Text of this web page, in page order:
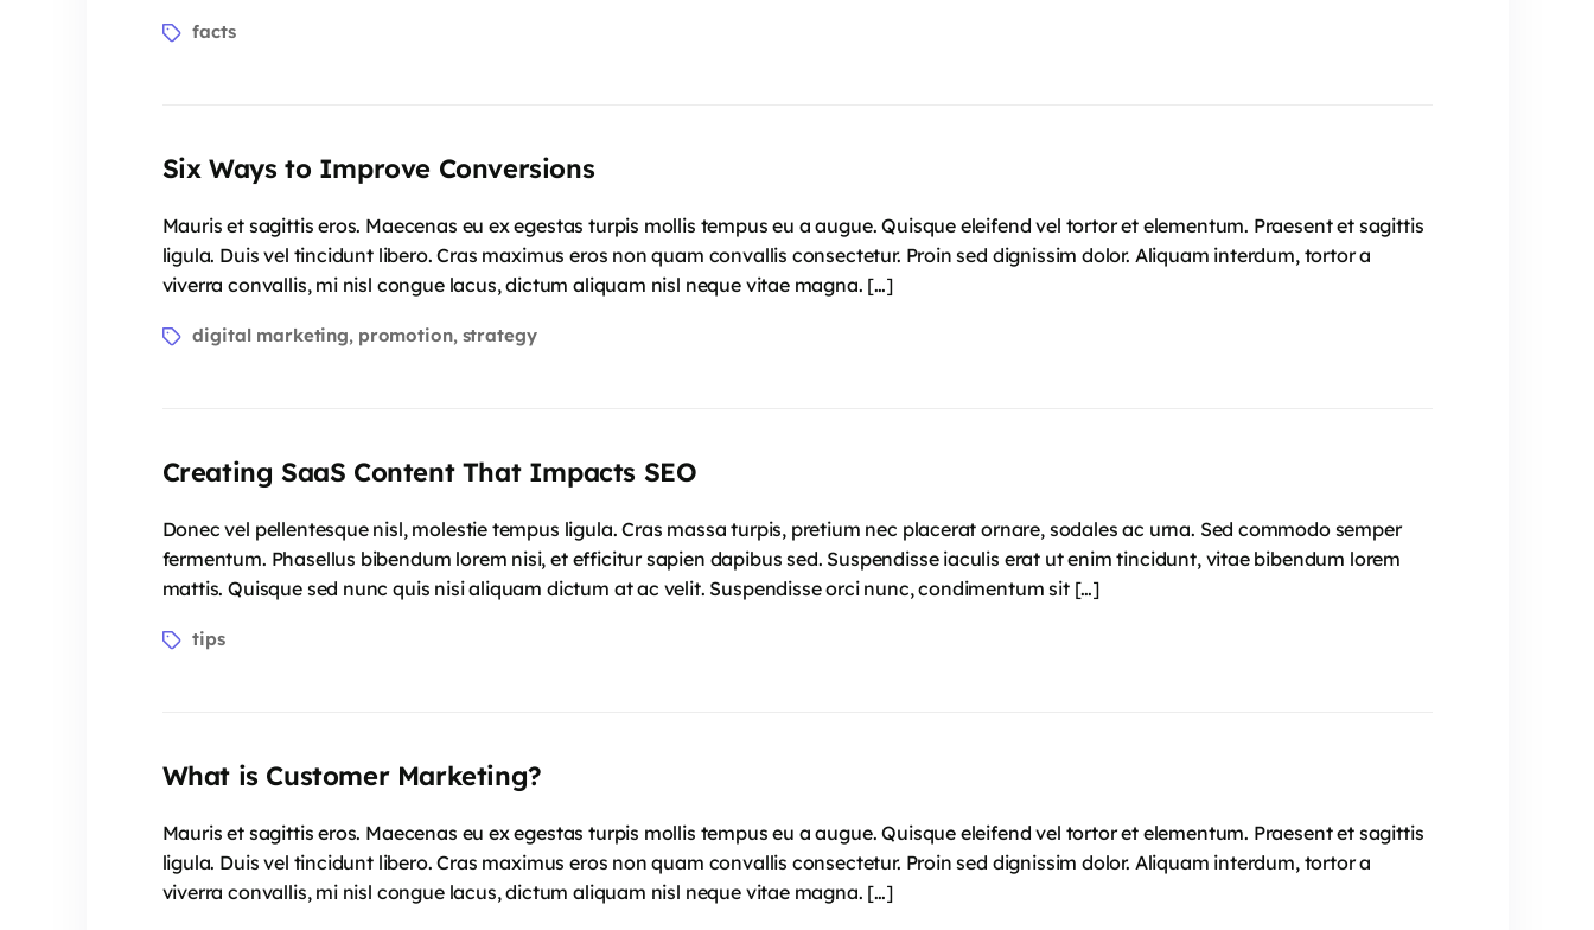
facts
Six Ways to Improve Conversions
Mauris et sagittis eros. Maecenas eu ex egestas turpis mollis tempus eu a augue. Quisque eleifend vel tortor et elementum. Praesent et sagittis
ligula. Duis vel tincidunt libero. Cras maximus eros non quam convallis consectetur. Proin sed dignissim dolor. Aliquam interdum, tortor a
viverra convallis, mi nisl congue lacus, dictum aliquam nisl neque vitae magna. […]
digital marketing, promotion, strategy
Creating SaaS Content That Impacts SEO
Donec vel pellentesque nisl, molestie tempus ligula. Cras massa turpis, pretium nec placerat ornare, sodales ac urna. Sed commodo semper
fermentum. Phasellus bibendum lorem nisi, et efficitur sapien dapibus sed. Suspendisse iaculis erat ut enim tincidunt, vitae bibendum lorem
mattis. Quisque sed nunc quis nisi aliquam dictum at ac velit. Suspendisse orci nunc, condimentum sit […]
tips
What is Customer Marketing?
Mauris et sagittis eros. Maecenas eu ex egestas turpis mollis tempus eu a augue. Quisque eleifend vel tortor et elementum. Praesent et sagittis
ligula. Duis vel tincidunt libero. Cras maximus eros non quam convallis consectetur. Proin sed dignissim dolor. Aliquam interdum, tortor a
viverra convallis, mi nisl congue lacus, dictum aliquam nisl neque vitae magna. […]